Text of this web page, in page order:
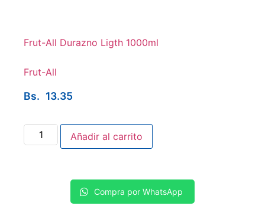
Frut-All Durazno Ligth 1000ml
Frut-All
Bs. 13.35
Añadir al carrito
Compra por WhatsApp